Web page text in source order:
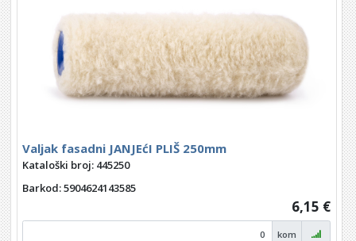
Valjak fasadni JANJEćI PLIŠ 250mm
Kataloški broj: 445250
Barkod: 5904624143585
6,15 €
kom